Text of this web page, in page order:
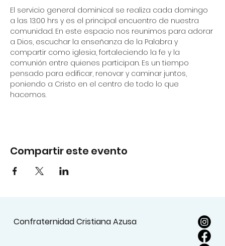
El servicio general dominical se realiza cada domingo
a las 13:00 hrs y es el principal encuentro de nuestra
comunidad. En este espacio nos reunimos para adorar
a Dios, escuchar la enseñanza de la Palabra y
compartir como iglesia, fortaleciendo la fe y la
comunión entre quienes participan. Es un tiempo
pensado para edificar, renovar y caminar juntos,
poniendo a Cristo en el centro de todo lo que
hacemos.
Compartir este evento
Confraternidad Cristiana Azusa